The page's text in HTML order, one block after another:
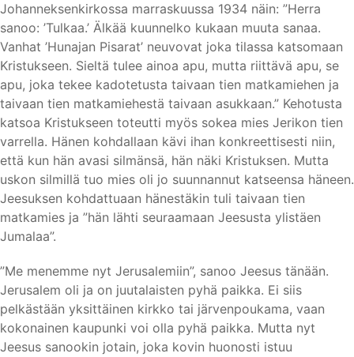
Johanneksenkirkossa marraskuussa 1934 näin: ”Herra
sanoo: ’Tulkaa.’ Älkää kuunnelko kukaan muuta sanaa.
Vanhat ’Hunajan Pisarat’ neuvovat joka tilassa katsomaan
Kristukseen. Sieltä tulee ainoa apu, mutta riittävä apu, se
apu, joka tekee kadotetusta taivaan tien matkamiehen ja
taivaan tien matkamiehestä taivaan asukkaan.” Kehotusta
katsoa Kristukseen toteutti myös sokea mies Jerikon tien
varrella. Hänen kohdallaan kävi ihan konkreettisesti niin,
että kun hän avasi silmänsä, hän näki Kristuksen. Mutta
uskon silmillä tuo mies oli jo suunnannut katseensa häneen.
Jeesuksen kohdattuaan hänestäkin tuli taivaan tien
matkamies ja ”hän lähti seuraamaan Jeesusta ylistäen
Jumalaa”.
”Me menemme nyt Jerusalemiin”, sanoo Jeesus tänään.
Jerusalem oli ja on juutalaisten pyhä paikka. Ei siis
pelkästään yksittäinen kirkko tai järvenpoukama, vaan
kokonainen kaupunki voi olla pyhä paikka. Mutta nyt
Jeesus sanookin jotain, joka kovin huonosti istuu